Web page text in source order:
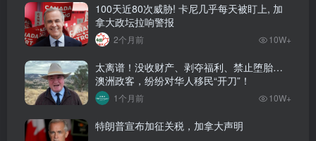
100天近80次威胁! 卡尼几乎每天被盯上, 加
拿大政坛拉响警报
2个月前 10W+
太离谱！没收财产、剥夺福利、禁止堕胎…
澳洲政客，纷纷对华人移民“开刀”！
1个月前 10W+
特朗普宣布加征关税，加拿大声明